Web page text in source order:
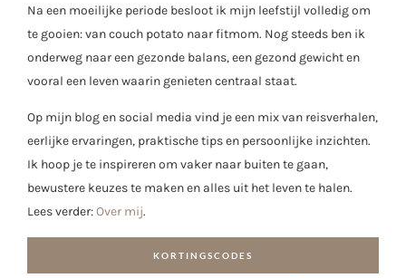
Na een moeilijke periode besloot ik mijn leefstijl volledig om
te gooien: van couch potato naar fitmom. Nog steeds ben ik
onderweg naar een gezonde balans, een gezond gewicht en
vooral een leven waarin genieten centraal staat.
Op mijn blog en social media vind je een mix van reisverhalen,
eerlijke ervaringen, praktische tips en persoonlijke inzichten.
Ik hoop je te inspireren om vaker naar buiten te gaan,
bewustere keuzes te maken en alles uit het leven te halen.
Lees verder:Over mij.
KORTINGSCODES